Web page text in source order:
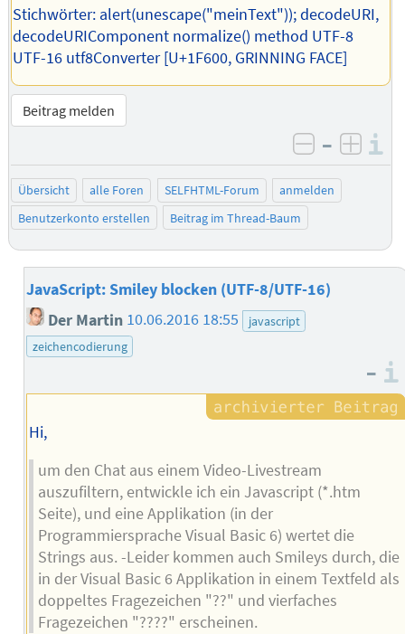
Stichwörter: alert(unescape("meinText")); decodeURI,
decodeURIComponent normalize() method UTF-8
UTF-16 utf8Converter [U+1F600, GRINNING FACE]
Beitrag melden
negativ
–
Übersicht alle Foren SELFHTML-Forum
anmelden
Benutzerkonto erstellen
Beitrag im Thread-Baum
JavaScript: Smiley blocken (UTF-8/UTF-16)
Der Martin 10.06.2016 18:55
javascript
zeichencodierung
–
Hi,
um den Chat aus einem Video-Livestream
auszufiltern, entwickle ich ein Javascript (*.htm
Seite), und eine Applikation (in der
Programmiersprache Visual Basic 6) wertet die
Strings aus. -Leider kommen auch Smileys durch, die
in der Visual Basic 6 Applikation in einem Textfeld als
doppeltes Fragezeichen "??" und vierfaches
Fragezeichen "????" erscheinen.